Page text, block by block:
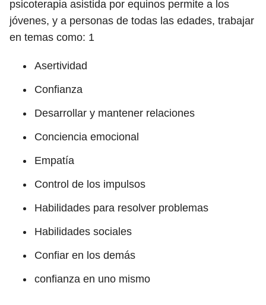
psicoterapia asistida por equinos permite a los
jóvenes, y a personas de todas las edades, trabajar
en temas como: 1
Asertividad
Confianza
Desarrollar y mantener relaciones
Conciencia emocional
Empatía
Control de los impulsos
Habilidades para resolver problemas
Habilidades sociales
Confiar en los demás
confianza en uno mismo